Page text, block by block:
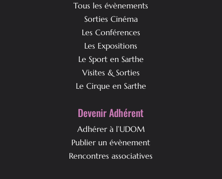
Tous les évènements
Sorties Cinéma
Les Conférences
Les Expositions
Le Sport en Sarthe
Visites & Sorties
Le Cirque en Sarthe
Devenir Adhérent
Adhérer à l’UDOM
Publier un évènement
Rencontres associatives